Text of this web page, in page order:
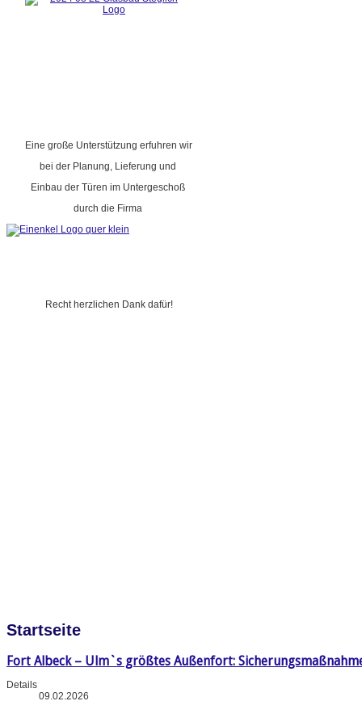
Eine große Unterstützung erfuhren wir
bei der Planung, Lieferung und
Einbau der Türen im Untergeschoß
durch die Firma
Recht herzlichen Dank dafür!
Startseite
Fort Albeck – Ulm`s größtes Außenfort:
Details
09.02.2026